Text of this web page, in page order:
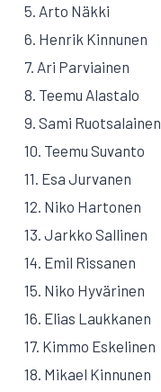
5. Arto Näkki
6. Henrik Kinnunen
7. Ari Parviainen
8. Teemu Alastalo
9. Sami Ruotsalainen
10. Teemu Suvanto
11. Esa Jurvanen
12. Niko Hartonen
13. Jarkko Sallinen
14. Emil Rissanen
15. Niko Hyvärinen
16. Elias Laukkanen
17. Kimmo Eskelinen
18. Mikael Kinnunen